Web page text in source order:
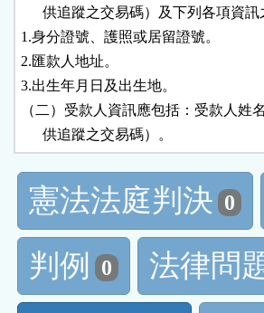
供追蹤之交易碼）及下列各項資訊
1.身分證號、護照或居留證號。
2.匯款人地址。
3.出生年月日及出生地。
（二）受款人資訊應包括：受款人姓
      供追蹤之交易碼）。
憲法法庭判決 0
判例
0 法律問